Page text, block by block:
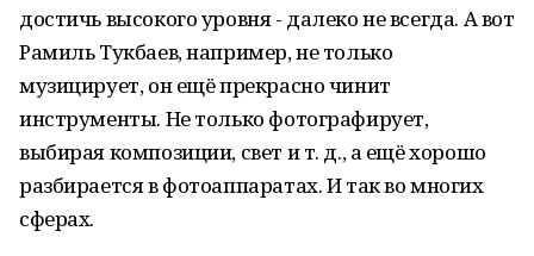
достичь высокого уровня - далеко не всегда. А вот
Рамиль Тукбаев, например, не только
музицирует, он ещё прекрасно чинит
инструменты. Не только фотографирует,
выбирая композиции, свет и т. д., а ещё хорошо
разбирается в фотоаппаратах. И так во многих
сферах.